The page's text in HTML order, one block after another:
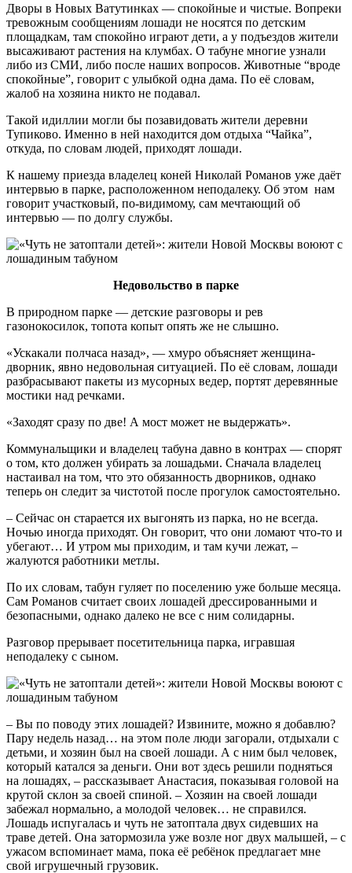
Дворы в Новых Ватутинках — спокойные и чистые. Вопреки
тревожным сообщениям лошади не носятся по детским
площадкам, там спокойно играют дети, а у подъездов жители
высаживают растения на клумбах. О табуне многие узнали
либо из СМИ, либо после наших вопросов. Животные “вроде
спокойные”, говорит с улыбкой одна дама. По её словам,
жалоб на хозяина никто не подавал.
Такой идиллии могли бы позавидовать жители деревни
Тупиково. Именно в ней находится дом отдыха “Чайка”,
откуда, по словам людей, приходят лошади.
К нашему приезда владелец коней Николай Романов уже даёт
интервью в парке, расположенном неподалеку. Об этом нам
говорит участковый, по-видимому, сам мечтающий об
интервью — по долгу службы.
Недовольство в парке
В природном парке — детские разговоры и рев
газонокосилок, топота копыт опять же не слышно.
«Ускакали полчаса назад», — хмуро объясняет женщина-
дворник, явно недовольная ситуацией. По её словам, лошади
разбрасывают пакеты из мусорных ведер, портят деревянные
мостики над речками.
«Заходят сразу по две! А мост может не выдержать».
Коммунальщики и владелец табуна давно в контрах — спорят
о том, кто должен убирать за лошадьми. Сначала владелец
настаивал на том, что это обязанность дворников, однако
теперь он следит за чистотой после прогулок самостоятельно.
– Сейчас он старается их выгонять из парка, но не всегда.
Ночью иногда приходят. Он говорит, что они ломают что-то и
убегают… И утром мы приходим, и там кучи лежат, –
жалуются работники метлы.
По их словам, табун гуляет по поселению уже больше месяца.
Сам Романов считает своих лошадей дрессированными и
безопасными, однако далеко не все с ним солидарны.
Разговор прерывает посетительница парка, игравшая
неподалеку с сыном.
– Вы по поводу этих лошадей? Извините, можно я добавлю?
Пару недель назад… на этом поле люди загорали, отдыхали с
детьми, и хозяин был на своей лошади. А с ним был человек,
который катался за деньги. Они вот здесь решили подняться
на лошадях, – рассказывает Анастасия, показывая головой на
крутой склон за своей спиной. – Хозяин на своей лошади
забежал нормально, а молодой человек… не справился.
Лошадь испугалась и чуть не затоптала двух сидевших на
траве детей. Она затормозила уже возле ног двух малышей, – с
ужасом вспоминает мама, пока её ребёнок предлагает мне
свой игрушечный грузовик.